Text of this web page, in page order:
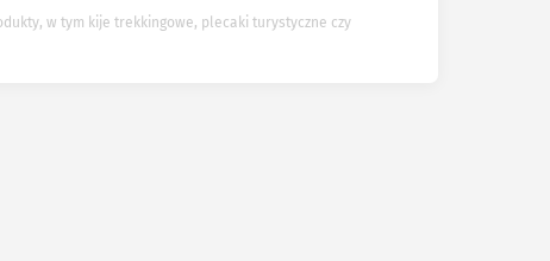
w tym kije trekkingowe, plecaki turystyczne czy